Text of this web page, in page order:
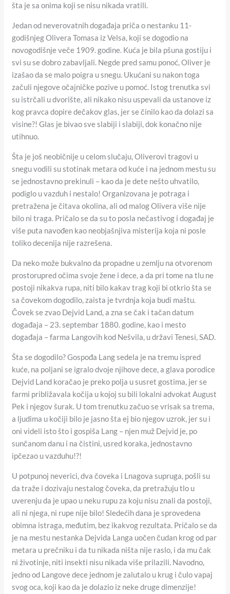
šta je sa onima koji se nisu nikada vratili.
Jedan od neverovatnih događaja priča o nestanku 11-
godišnjeg Olivera Tomasa iz Velsa, koji se dogodio na
novogodišnje veče 1909. godine. Kuća je bila pšuna gostiju i
svi su se dobro zabavljali. Negde pred samu ponoć, Oliver je
izašao da se malo poigra u snegu. Ukućani su nakon toga
začuli njegove očajničke pozive u pomoć. Istog trenutka svi
su istrčali u dvorište, ali nikako nisu uspevali da ustanove iz
kog pravca dopire dečakov glas, jer se činilo kao da dolazi sa
visine?! Glas je bivao sve slabiji i slabiji, dok konačno nije
utihnuo.
Šta je još neobičnije u celom slučaju, Oliverovi tragovi u
snegu vodili su stotinak metara od kuće i na jednom mestu su
se jednostavno prekinuli – kao da je dete nešto uhvatilo,
podiglo u vazduh i nestalo! Organizovana je potraga i
pretražena je čitava okolina, ali od malog Olivera više nije
bilo ni traga. Pričalo se da su to posla nečastivog i događaj je
više puta navođen kao neobjašnjiva misterija koja ni posle
toliko decenija nije razrešena.
Da neko može bukvalno da propadne u zemlju na otvorenom
prostorupred očima svoje žene i dece, a da pri tome na tlu ne
postoji nikakva rupa, niti bilo kakav trag koji bi otkrio šta se
sa čovekom dogodilo, zaista je tvrdnja koja budi maštu.
Čovek se zvao Dejvid Land, a zna se čak i tačan datum
događaja – 23. septembar 1880. godine, kao i mesto
događaja – farma Langovih kod Nešvila, u državi Tenesi, SAD.
Šta se dogodilo? Gospođa Lang sedela je na tremu ispred
kuće, na poljani se igralo dvoje njihove dece, a glava porodice
Dejvid Land koračao je preko polja u susret gostima, jer se
farmi približavala kočija u kojoj su bili lokalni advokat August
Pek i njegov šurak. U tom trenutku začuo se vrisak sa trema,
a ljudima u kočiji bilo je jasno šta ej bio njegov uzrok, jer su i
oni videli isto što i gospiša Lang – njen muž Dejvid je, po
sunčanom danu i na čistini, usred koraka, jednostavno
ipčezao u vazduhu!?!
U potpunoj neverici, dva čoveka i Lnagova supruga, pošli su
da traže i dozivaju nestalog čoveka, da pretražuju tlo u
uverenju da je upao u neku rupu za koju nisu znali da postoji,
ali ni njega, ni rupe nije bilo! Sledećih dana je sprovedena
obimna istraga, međutim, bez ikakvog rezultata. Pričalo se da
je na mestu nestanka Dejvida Langa uočen čudan krog od par
metara u prečniku i da tu nikada ništa nije raslo, i da mu čak
ni životinje, niti insekti nisu nikada više prilazili. Navodno,
jedno od Langove dece jednom je zalutalo u krug i čulo vapaj
svog oca, koji kao da je dolazio iz neke druge dimenzije!